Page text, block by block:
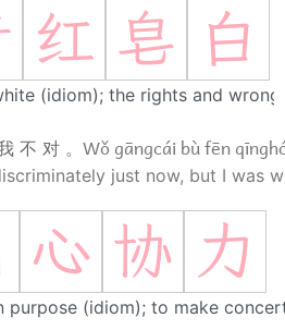
红 皂 白
(idiom); the rights and
不 对 。 Wǒ gāngcái bù fēn
just now, but I was
心 协 力
purpose (idiom); to make